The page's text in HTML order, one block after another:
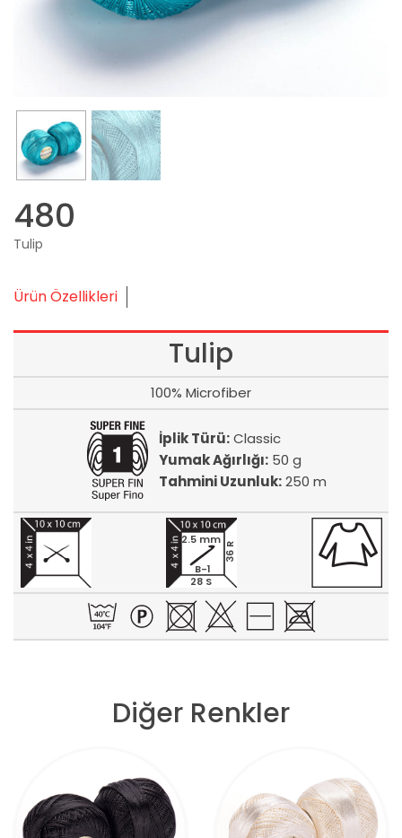
480
Tulip
Ürün Özellikleri
Tulip
100% Microfiber
İplik Türü:Classic
Yumak Ağırlığı:50 g
Tahmini Uzunluk:250 m
28 S
36 R
2.5 mm
B-1
Diğer Renkler